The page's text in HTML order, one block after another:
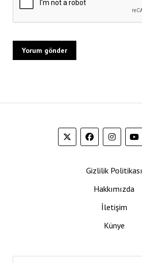
Gizlilik Politikası
Hakkımızda
İletişim
Künye